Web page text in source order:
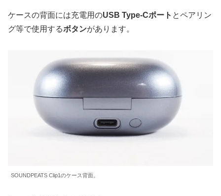
ケースの背面には充電用のUSB Type-Cポート とペアリン
グ等で使用するボタンがあります。
SOUNDPEATS Clip1のケース背面。